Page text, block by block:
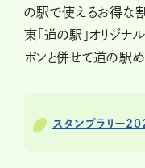
の駅で使えるお得な割
東「道の駅」オリジナ
ポンと併せて道の駅め
スタンプラリー